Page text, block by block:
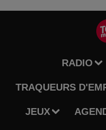
RADIO
TRAQUEURS
JEUX